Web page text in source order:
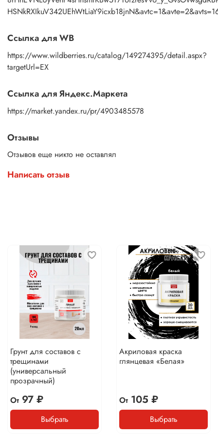
Ссылка для WB
https://www.wildberries.ru/catalog/149274395/detail.aspx?
targetUrl=EX
Ссылка для Яндекс.Маркета
https://market.yandex.ru/pr/4903485578
Отзывы
Отзывов еще никто не оставлял
Написать отзыв
Грунт для составов с
трещинами
(универсальный
прозрачный)
От97 ₽
Выбрать
Акриловая краска
глянцевая «Белая»
От105 ₽
Выбрать